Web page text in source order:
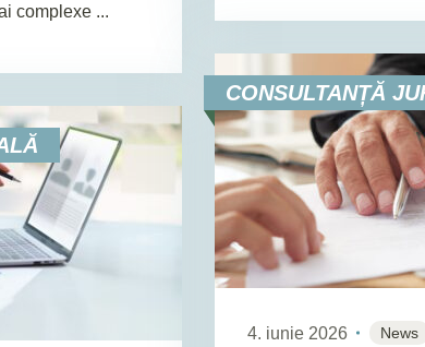
complexe ...
CONSULTANȚĂ
4. iunie 2026 News